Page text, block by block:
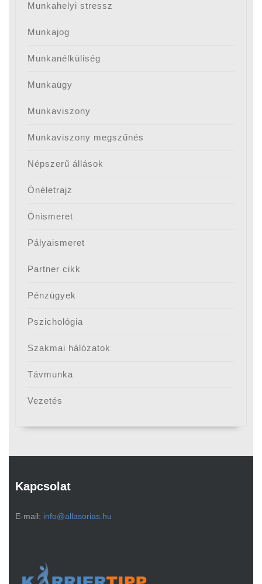
Munkahelyi stressz
Munkajog
Munkanélküliség
Munkaügy
Munkaviszony
Munkaviszony megszűnés
Népszerű állások
Önéletrajz
Önismeret
Pályaismeret
Partner cikk
Pénzügyek
Pszichológia
Szakmai hálózatok
Távmunka
Vezetés
Kapcsolat
E-mail: info@allasorias.hu